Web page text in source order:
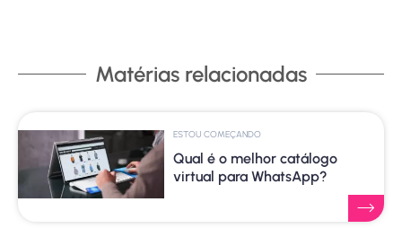
Matérias relacionadas
ESTOU COMEÇANDO
Qual é o melhor catálogo
virtual para WhatsApp?